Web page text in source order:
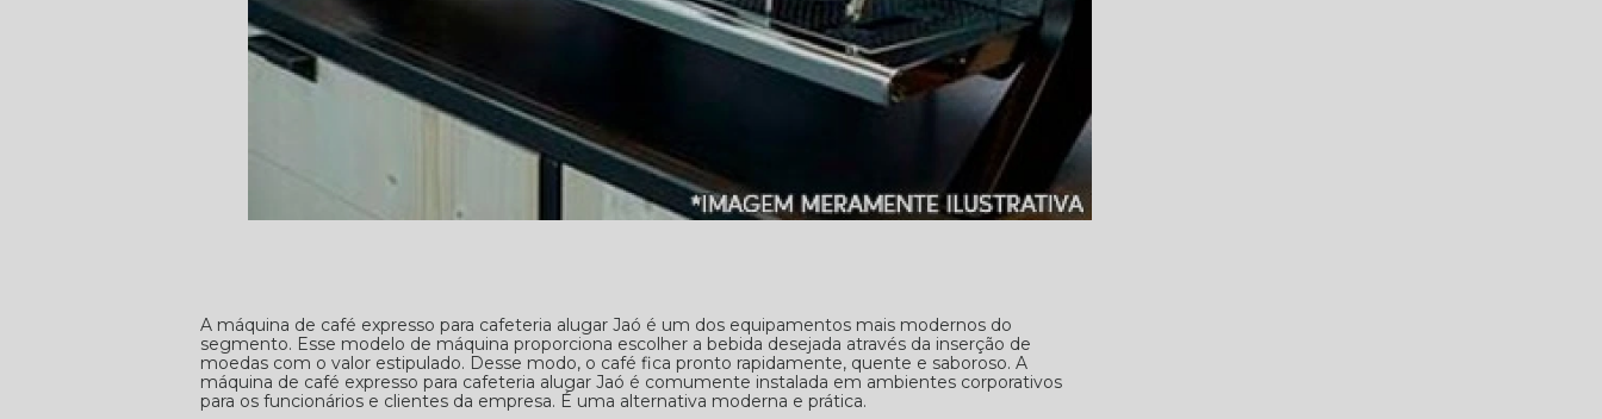
A máquina de café expresso para cafeteria alugar Jaó é um dos equipamentos mais modernos do
segmento. Esse modelo de máquina proporciona escolher a bebida desejada através da inserção de
moedas com o valor estipulado. Desse modo, o café fica pronto rapidamente, quente e saboroso. A
máquina de café expresso para cafeteria alugar Jaó é comumente instalada em ambientes corporativos
para os funcionários e clientes da empresa. É uma alternativa moderna e prática.